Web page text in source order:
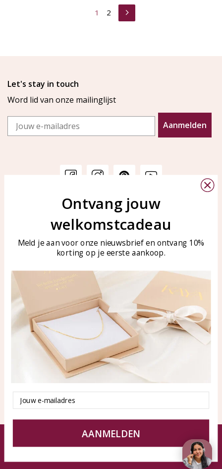
1 2
Let's stay in touch
Word lid van onze mailinglijst
Email
Aanmelden
Veelgestelde vragen
Sieraden onderhouden
KAYA Sieraden
Bellen of WhatsApp Ma-Vr
tussen 09:00-17:00
Tel: 0850003187
WhatsApp: 0850003187
klantenservice@kayasierade
Producten
Alle producten
Nieuwe producten
KAYA Sieraden
Over ons
Samenwerken?
Tips en Advies
Duurzaamheid
© KAYA Sieraden
Algemene voorwaarden Disclaimer Privacy Policy Sitemap
Ontvang jouw
welkomstcadeau
Meld je aan voor onze nieuwsbrief en ontvang 10%
korting op je eerste aankoop.
Email
AANMELDEN